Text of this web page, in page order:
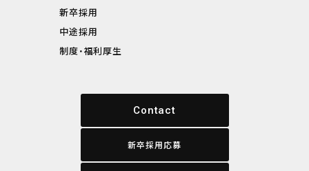
新卒採用
中途採用
制度・福利厚生
Contact
新卒採用応募